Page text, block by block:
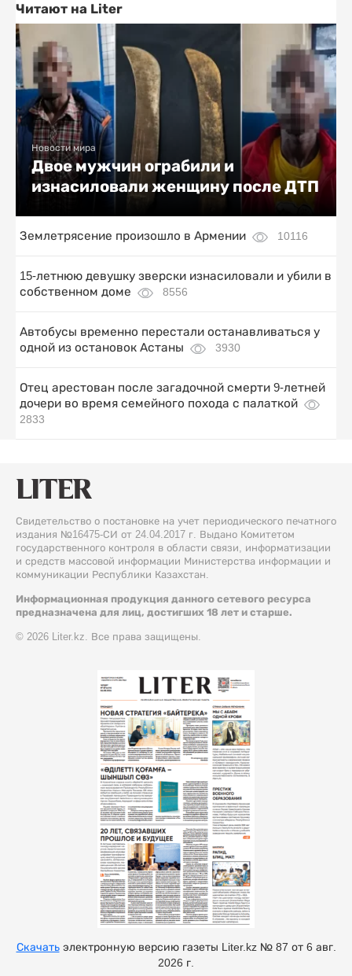
Читают на Liter
Новости мира
Двое мужчин ограбили и
изнасиловали женщину после ДТП
Землетрясение произошло в Армении 10116
15-летнюю девушку зверски изнасиловали и убили в
собственном доме
8556
Автобусы временно перестали останавливаться у
одной из остановок Астаны
3930
Отец арестован после загадочной смерти 9-летней
дочери во время семейного похода с палаткой
2833
Свидетельство о постановке на учет периодического печатного
издания №16475-СИ от 24.04.2017 г. Выдано Комитетом
государственного контроля в области связи, информатизации
и средств массовой информации Министерства информации и
коммуникации Республики Казахстан.
Информационная продукция данного сетевого ресурса
предназначена для лиц, достигших 18 лет и старше.
© 2026 Liter.kz. Все права защищены.
Скачатьэлектронную версию газеты Liter.kz № 87 от 6 авг.
2026 г.